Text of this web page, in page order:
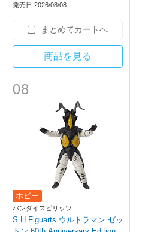
発売日:2026/08/08
まとめてカートへ
商品を見る
08
ホビー
バンダイスピリッツ
S.H.Figuarts ウルトラマン ゼッ